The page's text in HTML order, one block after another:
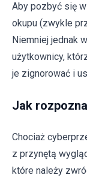
Aby pozbyć się
okupu (zwykle
Niemniej jednak
użytkownicy,
je zignorować i
Jak
Chociaż
z przynętą
które należy